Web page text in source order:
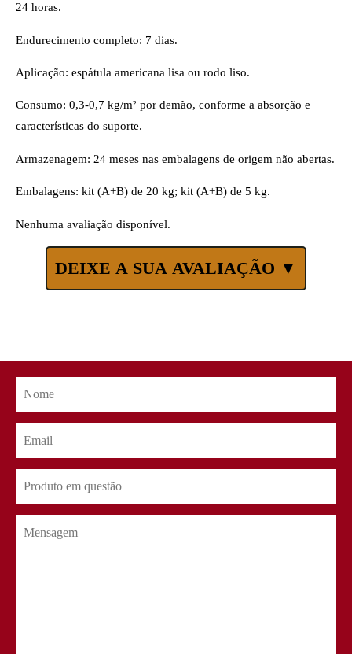
24 horas.
Endurecimento completo: 7 dias.
Aplicação: espátula americana lisa ou rodo liso.
Consumo: 0,3-0,7 kg/m² por demão, conforme a absorção e
características do suporte.
Armazenagem: 24 meses nas embalagens de origem não abertas.
Embalagens: kit (A+B) de 20 kg; kit (A+B) de 5 kg.
Nenhuma avaliação disponível.
DEIXE A SUA AVALIAÇÃO ▼